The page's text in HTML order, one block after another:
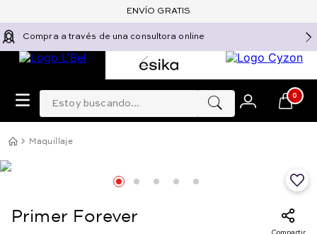
Compra a través de una consultora online
Estoy buscando... 0
ENVÍO GRATIS
Maquillaje
Primer Forever
Compartir